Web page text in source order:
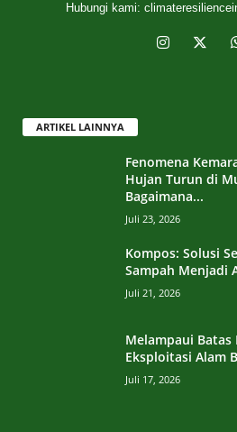
Hubungi kami:
ARTIKEL LAINNYA
Fenomena
Hujan Turun di
Bagaimana...
Juli 23, 2026
Kompos: Solusi
Sampah Menjadi
Juli 21, 2026
Melampaui Batas
Eksploitasi Alam
Juli 17, 2026